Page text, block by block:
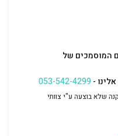
המוסמכים של
-
053-542-4299
שלא בוצעה ע"י צוותי